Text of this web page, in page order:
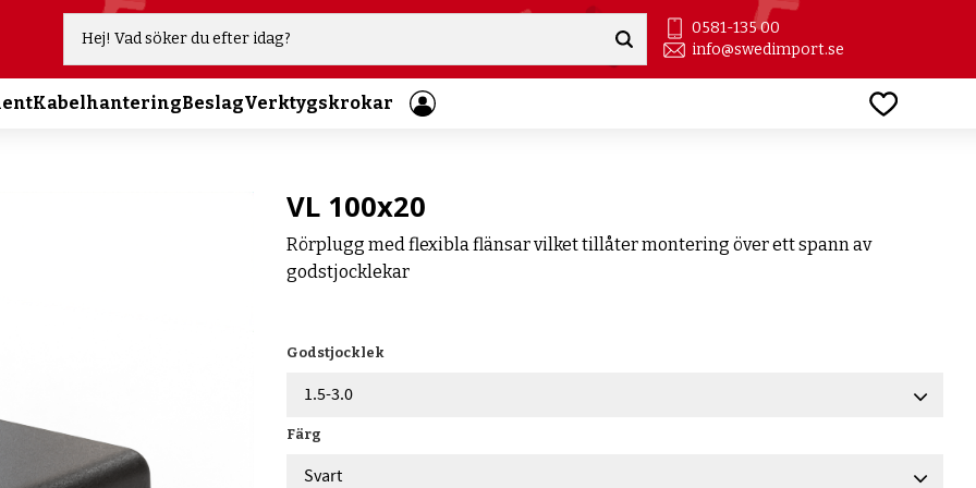
0581-135 00
info@swedimport.se
KabelhanteringBeslagVerktygskrokar
VL 100x20
Rörplugg med flexibla flänsar vilket tillåter montering över ett spann av
godstjocklekar
Godstjocklek
Färg